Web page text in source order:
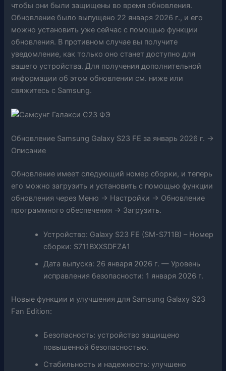
чтобы они были защищены во время обновления.
Обновление было выпущено 22 января 2026 г., и его
можно установить уже сейчас с помощью функции
обновления. В противном случае вы получите
уведомление, как только оно станет доступно для
вашего устройства. Для получения дополнительной
информации об этом обновлении см. ниже или
свяжитесь с Samsung.
Обновление Samsung Galaxy S23 FE за январь 2026 г. ->
Описание
Обновление имеет следующий номер сборки, и теперь
его можно загрузить и установить с помощью функции
обновления через Меню → Настройки → Обновление
программного обеспечения → Загрузить.
Устройство: Galaxy S23 FE (SM-S711B) – Номер
сборки: S711BXXSDFZA1
Дата выпуска: 26 января 2026 г. — Уровень
исправления безопасности: 1 января 2026 г.
Новые функции и улучшения для Samsung Galaxy S23
Fan Edition:
Безопасность: устройство защищено
повышенной безопасностью.
Стабильность и надежность: улучшено